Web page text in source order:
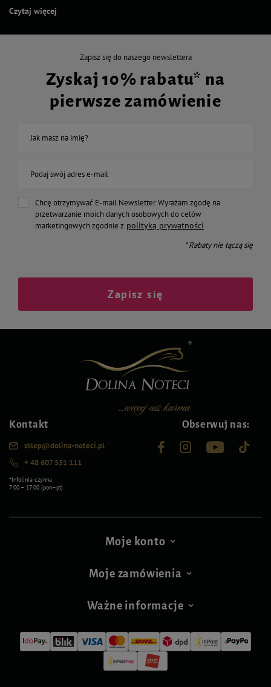
Czytaj więcej
Zapisz się do naszego newslettera
Zyskaj 10% rabatu* na
pierwsze zamówienie
Jak masz na imię?
Podaj swój adres e-mail
Chcę otrzymywać E-mail Newsletter. Wyrażam zgodę na
przetwarzanie moich danych osobowych do celów
marketingowych zgodnie z polityką prywatności
* Rabaty nie łączą się
Zapisz się
Kontakt
sklep@dolina-noteci.pl
+ 48 607 551 111
*Infolinia czynna
7:00 – 17:00 (pon–pt)
Obserwuj nas:
Moje konto
Moje zamówienia
Ważne informacje